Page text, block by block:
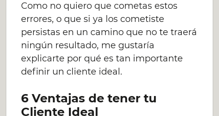
Como no quiero que cometas estos
errores, o que si ya los cometiste
persistas en un camino que no te traerá
ningún resultado, me gustaría
explicarte por qué es tan importante
definir un cliente ideal.
6 Ventajas de tener tu
Cliente Ideal